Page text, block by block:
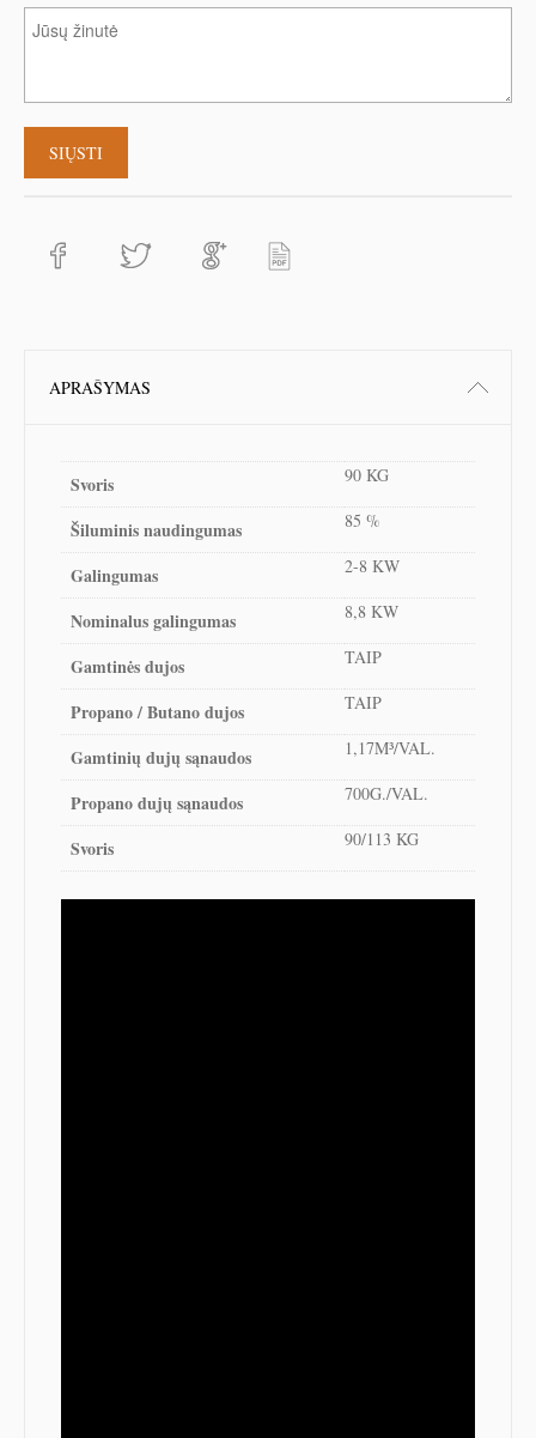
APRAŠYMAS
Svoris 90 KG
Šiluminis naudingumas 85 %
Galingumas 2-8 KW
Nominalus galingumas 8,8 KW
Gamtinės dujos TAIP
Propano / Butano dujos TAIP
Gamtinių dujų sąnaudos 1,17M³/VAL.
Propano dujų sąnaudos 700G./VAL.
Svoris 90/113 KG